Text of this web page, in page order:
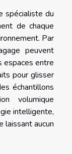
spécialiste du
de chaque
Par
peuvent
espaces entre
pour glisser
échantillons
volumique
intelligente,
aucun